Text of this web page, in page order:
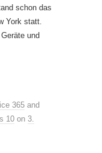
schon das
York statt.
und
365 and
10 on 3.